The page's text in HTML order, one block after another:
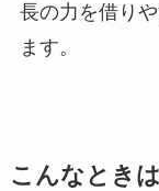
長の力を借り
ます。
こんなとき